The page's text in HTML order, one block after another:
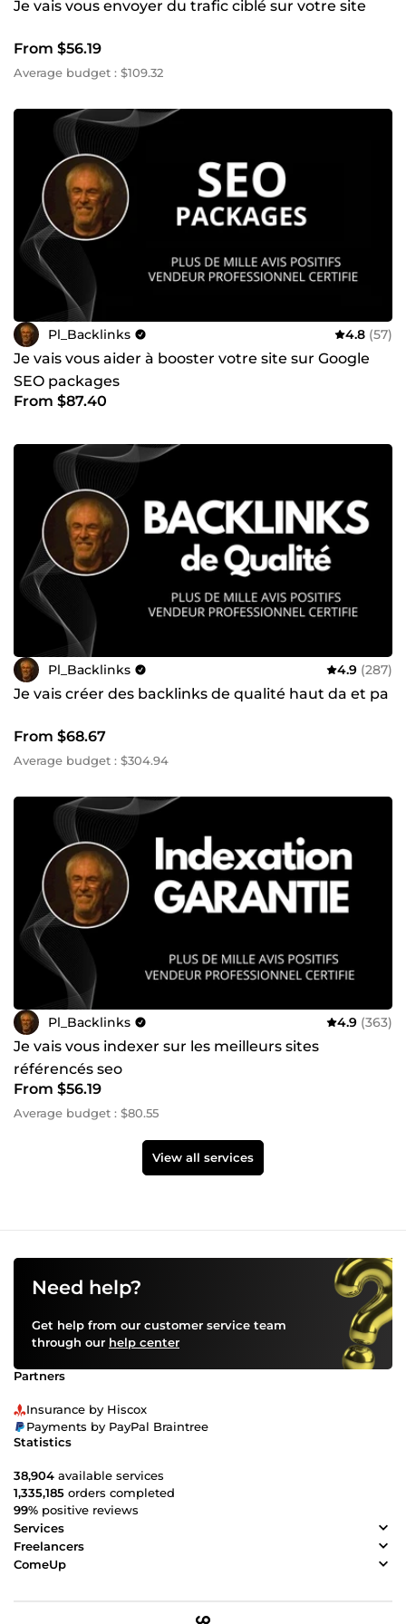
site un acteur clé de votre secteur. – Pierre
Je vais vous envoyer du trafic ciblé sur votre site
From $56.19
Average budget : $109.32
Pl_Backlinks 4.8 (57)
Je vais vous aider à booster votre site sur Google
SEO packages
From $87.40
Pl_Backlinks 4.9 (287)
Je vais créer des backlinks de qualité haut da et pa
From $68.67
Average budget : $304.94
Pl_Backlinks 4.9 (363)
Je vais vous indexer sur les meilleurs sites
référencés seo
From $56.19
Average budget : $80.55
View all services
Need help?
Get help from our customer service team
through our help center
Partners
Insurance by Hiscox
Payments by PayPal Braintree
Statistics
38,904 available services
1,335,185 orders completed
99% positive reviews
Services
Freelancers
ComeUp